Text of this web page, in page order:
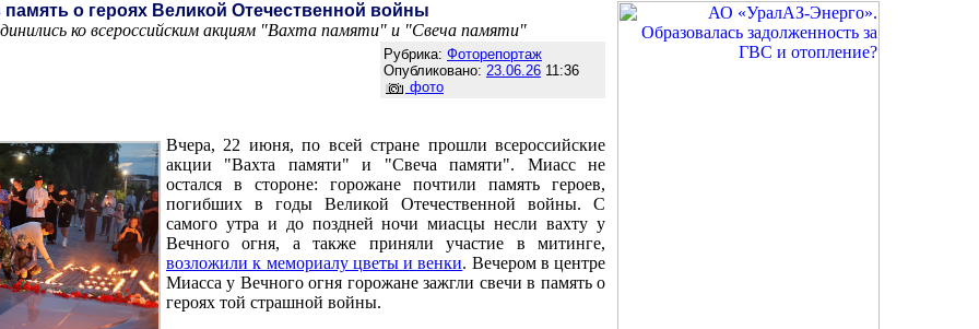
память о героях Великой Отечественной войны
ко всероссийским акциям "Вахта памяти" и "Свеча памяти"
Рубрика: Фоторепортаж
Опубликовано: 23.06.26 11:36
фото
Вчера, 22 июня, по всей стране прошли всероссийские
акции "Вахта памяти" и "Свеча памяти". Миасс не
остался в стороне: горожане почтили память героев,
погибших в годы Великой Отечественной войны. С
самого утра и до поздней ночи миасцы несли вахту у
Вечного огня, а также приняли участие в митинге,
возложили к мемориалу цветы и венки. Вечером в центре
Миасса у Вечного огня горожане зажгли свечи в память о
героях той страшной войны.